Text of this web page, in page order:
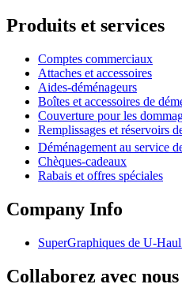
Produits et services
Comptes commerciaux
Attaches et accessoires
Aides-déménageurs
Boîtes et accessoires de
Couverture pour les
Remplissages et réservoirs
Déménagement au service
Chèques-cadeaux
Rabais et offres spéciales
Company Info
SuperGraphiques de U-Haul
Collaborez avec nous